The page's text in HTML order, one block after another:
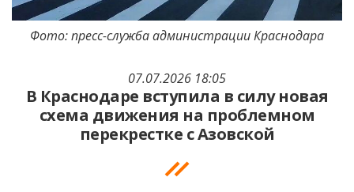
07.07.2026 18:05
В Краснодаре вступила в силу новая
схема движения на проблемном
перекрестке с Азовской
Фото: пресс-служба администрации Краснодара